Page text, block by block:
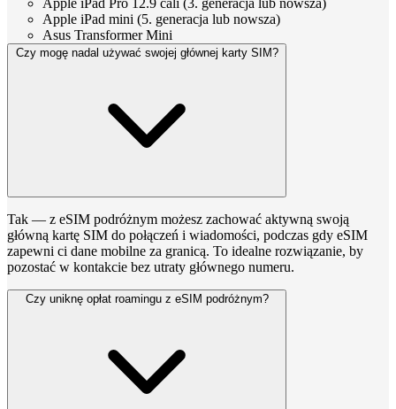
Apple iPad Pro 12.9 cali (3. generacja lub nowsza)
Apple iPad mini (5. generacja lub nowsza)
Asus Transformer Mini
Czy mogę nadal używać swojej głównej karty SIM?
Tak — z eSIM podróżnym możesz zachować aktywną swoją
główną kartę SIM do połączeń i wiadomości, podczas gdy eSIM
zapewni ci dane mobilne za granicą. To idealne rozwiązanie, by
pozostać w kontakcie bez utraty głównego numeru.
Czy uniknę opłat roamingu z eSIM podróżnym?